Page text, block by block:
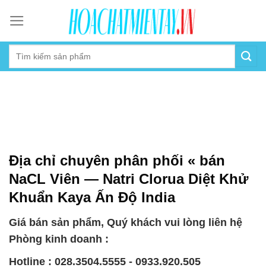
content
Địa chỉ chuyên phân phối « bán
NaCL Viên — Natri Clorua Diệt Khử
Khuẩn Kaya Ấn Độ India
Giá bán sản phẩm, Quý khách vui lòng liên hệ
Phòng kinh doanh :
Hotline : 028.3504.5555 - 0933.920.505